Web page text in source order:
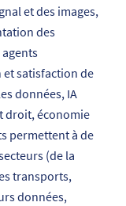
et des images,
des
satisfaction de
données, IA
droit, économie
permettent à de
(de la
transports,
données,